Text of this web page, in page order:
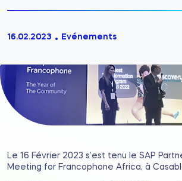
16.02.2023 Evénements
Le 16 Février 2023 s’est tenu le SAP
Meeting for Francophone Africa, à